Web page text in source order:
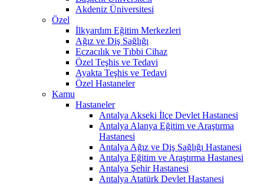
Akdeniz Üniversitesi
Özel
İlkyardım Eğitim Merkezleri
Ağız ve Diş Sağlığı
Eczacılık ve Tıbbi Cihaz
Özel Teşhis ve Tedavi
Ayakta Teşhis ve Tedavi
Özel Hastaneler
Kamu
Hastaneler
Antalya Akseki İlçe Devlet Hastanesi
Antalya Alanya Eğitim ve Araştırma
Hastanesi
Antalya Ağız ve Diş Sağlığı Hastanesi
Antalya Eğitim ve Araştırma Hastanesi
Antalya Şehir Hastanesi
Antalya Atatürk Devlet Hastanesi